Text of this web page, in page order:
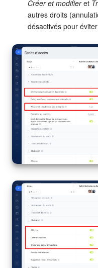
On-Premise de
Créer et modifieret
autres droits
désactivés pour